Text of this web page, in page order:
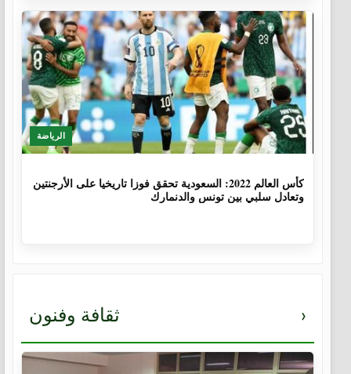
الرياضة
كأس العالم 2022: السعودية تحقق فوزا تاريخيا على الأرجنتين
وتعادل سلبي بين تونس والدنمارك
ثقافة وفنون ›